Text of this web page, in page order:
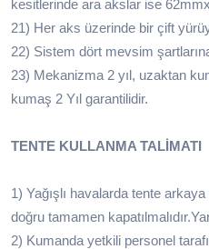
kesitlerinde ara akslar ise
21) Her aks üzerinde bir çift
22) Sistem dört mevsim
23) Mekanizma 2 yıl, uzaktan
kumaş 2 Yıl garantilidir.
TENTE KULLANMA TALİMATI
1) Yağışlı havalarda tente
doğru tamamen
2) Kumanda yetkili personel